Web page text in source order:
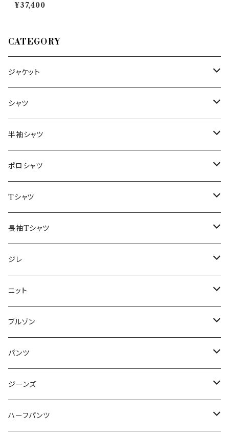
D 26590
¥37,400
CATEGORY
ジャケット
～44/S
46/M
48/L
50/XL～
シャツ
～44/S
46/M
48/L
50/XL～
半袖シャツ
～44/S
46/M
48/L
50/XL～
ポロシャツ
～44/S
46/M
48/L
50/XL～
Tシャツ
～44/S
46/M
48/L
50/XL～
長袖Tシャツ
～44/S
46/M
48/L
50/XL～
ジレ
～44/S
46/M
48/L
50/XL～
ニット
～44/S
46/M
48/L
50/XL～
ブルゾン
～44/S
46/M
48/L
パンツ
～44/S
46/M
ジーンズ
～44/S
ハーフパンツ